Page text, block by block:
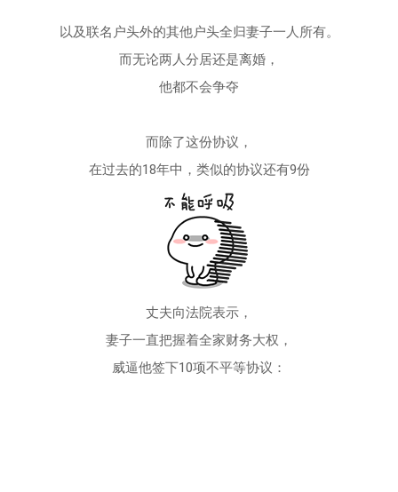
以及联名户头外的其他户头全归妻子一人所有。
而无论两人分居还是离婚，
他都不会争夺
而除了这份协议，
在过去的18年中，类似的协议还有9份
丈夫向法院表示，
妻子一直把握着全家财务大权，
威逼他签下10项不平等协议：